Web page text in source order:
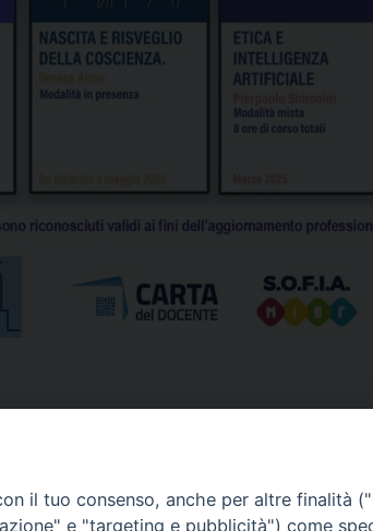
il tuo consenso, anche per altre finalità
e "targeting e pubblicità") come